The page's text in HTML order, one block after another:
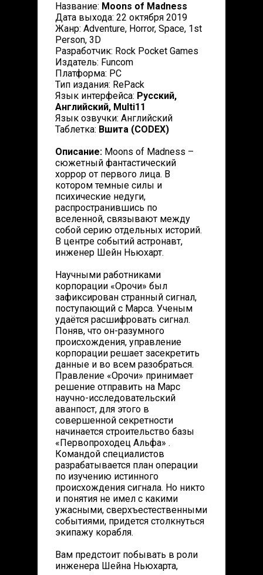
Название: Moons of Madness
Дата выхода: 22 октября 2019
Жанр: Adventure, Horror, Space, 1st
Person, 3D
Разработчик: Rock Pocket Games
Издатель: Funcom
Платформа: PC
Тип издания: RePack
Язык интерфейса: Русский,
Английский, Multi11
Язык озвучки: Английский
Таблетка: Вшита (CODEX)
Описание: Moons of Madness –
сюжетный фантастический
хоррор от первого лица. В
котором темные силы и
психические недуги,
распространившись по
вселенной, связывают между
собой серию отдельных историй.
В центре событий астронавт,
инженер Шейн Ньюхарт.
Научными работниками
корпорации «Орочи» был
зафиксирован странный сигнал,
поступающий с Марса. Ученым
удаётся расшифровать сигнал.
Поняв, что он-разумного
происхождения, управление
корпорации решает засекретить
данные и во всем разобраться.
Правление «Орочи» принимает
решение отправить на Марс
научно-исследовательский
аванпост, для этого в
совершенной секретности
начинается строительство базы
«Первопроходец Альфа» .
Командой специалистов
разрабатывается план операции
по изучению истинного
происхождения сигнала. Но никто
и понятия не имел с какими
ужасными, сверхъестественными
событиями, придется столкнуться
экипажу корабля.
Вам предстоит побывать в роли
инженера Шейна Ньюхарта,